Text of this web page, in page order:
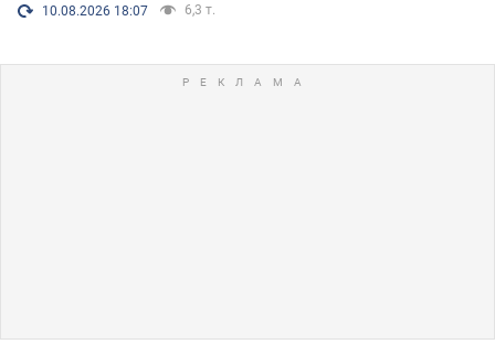
10.08.2026 18:07 6,3 т.